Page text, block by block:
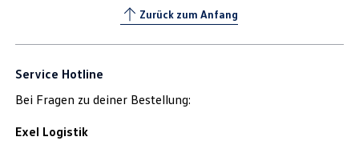
Zurück zum Anfang
Service Hotline
Bei Fragen zu deiner Bestellung:
Exel Logistik